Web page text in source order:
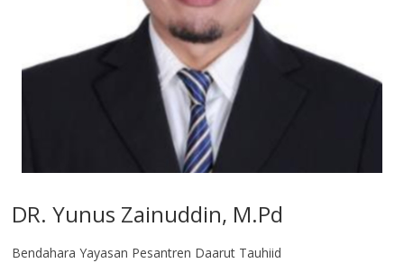
DR. Yunus Zainuddin, M.Pd
Bendahara Yayasan Pesantren Daarut Tauhiid